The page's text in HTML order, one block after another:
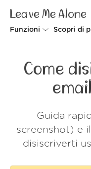
Leave Me Alone
Funzioni
Spam Blocker
Scopri di
Come
Guida
screenshot) e
disiscriverti